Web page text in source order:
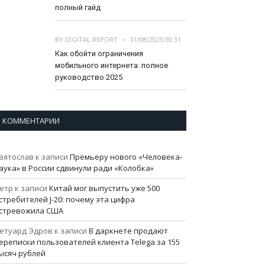
полный гайд
BY DIGITAL REPORT
31/08/2025 00:31
Как обойти ограничения
мобильного интернета: полное
руководство 2025
КОММЕНТАРИИ
к записи Премьеру нового «Человека-
в России сдвинули ради «Колобка»
к записи Китай мог выпустить уже 500
J-20: почему эта цифра
США
Эдров к записи В даркнете продают
пользователей клиента Telega за 155
рублей